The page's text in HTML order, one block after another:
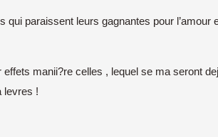
paraissent leurs gagnantes pour l’amour
manii?re celles , lequel se ma seront
levres !